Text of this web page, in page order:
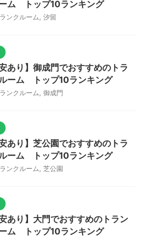
ム トップ10ランキング
ンクルーム 汐留
安あり】御成門でおすすめのトラ
ーム トップ10ランキング
ンクルーム 御成門
安あり】芝公園でおすすめのトラ
ーム トップ10ランキング
ンクルーム 芝公園
安あり】大門でおすすめのトラン
ム トップ10ランキング